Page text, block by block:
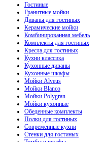
Гостиные
Гранитные мойки
Диваны для гостиных
Керамические мойки
Комбинированная мебель
Комплекты для гостиных
Кресла для гостиных
Кухни классика
Кухонные диваны
Кухонные шкафы
Мойки Alveus
Мойки Blanco
Мойки Polygran
Мойки кухонные
Обеденные комплекты
Полки для гостиных
Современные кухни
Стенки для гостиных